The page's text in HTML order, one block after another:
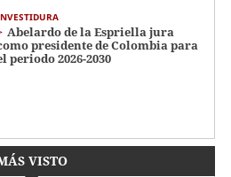
Abelardo de la Espriella jura
presidente de Colombia para
periodo 2026-2030
VISTO